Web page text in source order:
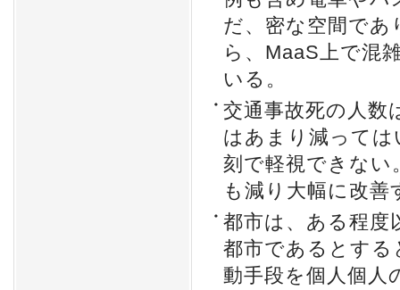
だ、密な空間で
ら、MaaS上で混
いる。
交通事故死の人数
はあまり減って
刻で軽視できない
も減り大幅に改
都市は、ある程度
都市であるとする
動手段を個人個人